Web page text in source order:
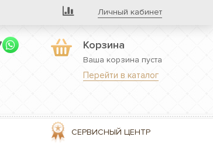
Личный кабинет
Корзина
Ваша корзина пуста
Перейти в каталог
СЕРВИСНЫЙ ЦЕНТР